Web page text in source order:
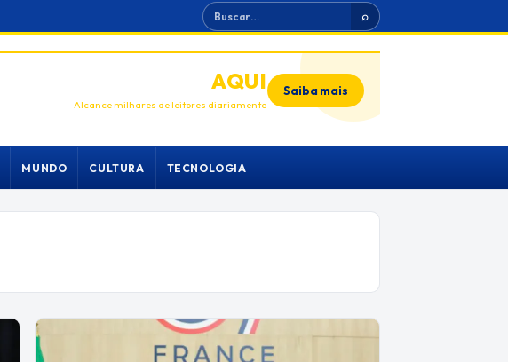
Buscar ⌕
ANUNCIEAQUI
Alcance milhares de leitores diariamente
Saiba mais
MUNDO CULTURA TECNOLOGIA